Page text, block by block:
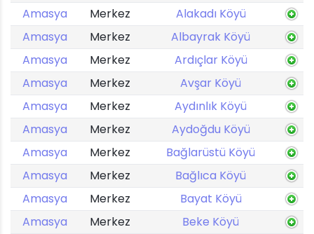
Amasya Merkez
Alakadı Köyü
Amasya
Merkez
Albayrak Köyü
Amasya
Merkez
Ardıçlar Köyü
Amasya
Merkez
Avşar Köyü
Amasya
Merkez
Aydınlık Köyü
Amasya
Merkez
Aydoğdu Köyü
Amasya
Merkez
Bağlarüstü Köyü
Amasya
Merkez
Bağlıca Köyü
Amasya
Merkez
Bayat Köyü
Amasya
Merkez
Beke Köyü